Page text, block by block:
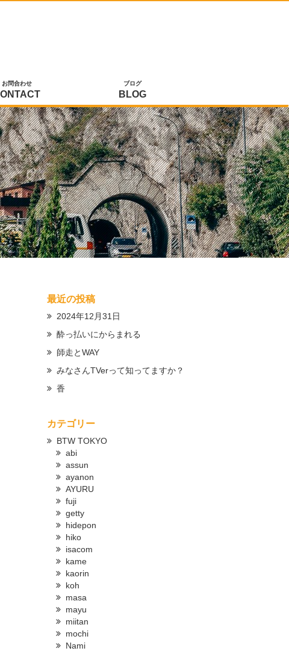
お問合わせ ブログ
BLOG
最近の投稿
2024年12月31日
酔っ払いにからまれる
師走とWAY
みなさんTVerって知ってますか？
香
カテゴリー
BTW TOKYO
abi
assun
ayanon
AYURU
fuji
getty
hidepon
hiko
isacom
kame
kaorin
koh
masa
mayu
miitan
mochi
Nami